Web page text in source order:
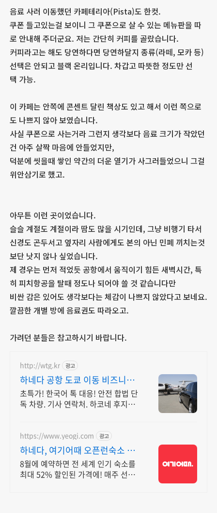
음료 사러 이동했던 카페테리아(Pista)도 한컷.
쿠폰 들고있는걸 보이니 그 쿠폰으로 살 수 있는 메뉴판을 따
로 안내해 주더군요. 저는 간단히 커피를 골랐습니다.
커피라고는 해도 당연하다면 당연하달지 종류(라떼, 모카 등)
선택은 안되고 블랙 온리입니다. 차갑고 따뜻한 정도만 선
택 가능.
이 카페는 안쪽에 콘센트 달린 책상도 있고 해서 이런 쪽으로
도 나쁘지 않아 보였습니다.
사실 쿠폰으로 사는거라 그런지 생각보다 음료 크기가 작았던
건 아주 살짝 마음에 안들었지만,
덕분에 씻을때 쌓인 약간의 더운 열기가 사그러들었으니 그걸
위안삼기로 했고.
아무튼 이런 곳이었습니다.
슬슬 계절도 계절이라 땀도 많을 시기인데, 그냥 비행기 타서
신경도 곤두서고 옆자리 사람에게도 본의 아닌 민폐 끼치는것
보단 낫지 않나 싶었습니다.
제 경우는 먼저 적었듯 공항에서 움직이기 힘든 새벽시간, 특
히 피치항공을 탈때 정도나 되어야 쓸 것 같습니다만
비싼 감은 있어도 생각보다는 체감이 나쁘지 않았다고 보네요.
깔끔한 개별 방에 음료권도 따라오고.
가려던 분들은 참고하시기 바랍니다.
http://wtg.kr 광고
하네다 공항 도쿄 이동 비즈니스
차량 맞춤 견적 가능
초특가! 한국어 톡 대응! 안전 합법 단
독 차량. 기사 연락처. 하코네 후지산
https://www.yeogi.com 광고
하네다, 여기어때 오픈런숙소 최
대 81% 할인
8월에 예약하면 전 세계 인기 숙소를
최대 52% 할인된 가격에! 매주 선착